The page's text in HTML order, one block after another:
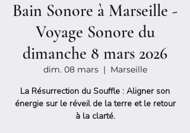
Bain Sonore à Marseille -
Voyage Sonore du
dimanche 8 mars 2026
dim. 08 mars
  |
Marseille
La Résurrection du Souffle : Aligner son
énergie sur le réveil de la terre et le retour
à la clarté.